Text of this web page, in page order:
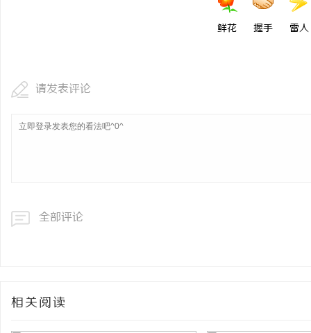
鲜花 握手 雷人
请发表评论
全部评论
相关阅读